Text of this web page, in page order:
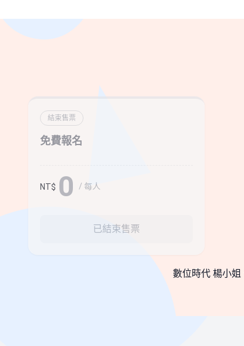
結束售票
免費報名
NT$ 0 / 每人
已結束售票
數位時代 楊小